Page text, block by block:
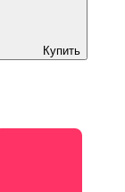
Купить